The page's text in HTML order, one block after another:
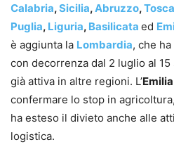
Calabria,Sicilia,Abruzzo,
Puglia, Liguria, Basilicata ed
è aggiunta la Lombardia, che
con decorrenza dal 2 luglio al
già attiva in altre regioni. L’
confermare lo stop in
ha esteso il divieto anche alle
logistica.